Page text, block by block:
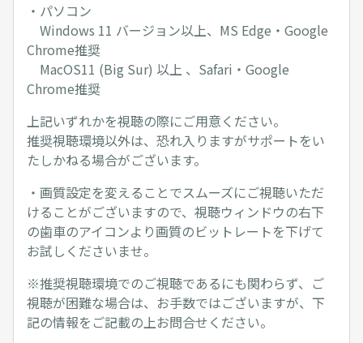
・パソコン
Windows 11 バージョン以上、MS Edge・Google
Chrome推奨
MacOS11 (Big Sur) 以上 、Safari・Google
Chrome推奨
上記いずれかを視聴の際にご用意ください。
推奨視聴環境以外は、恐れ入りますがサポートをい
たしかねる場合がございます。
・画質設定を変えることでスムーズにご視聴いただ
けることがございますので、視聴ウィンドウの右下
の歯車のアイコンより画質のビットレートを下げて
お試しくださいませ。
※推奨視聴環境でのご視聴であるにも関わらず、ご
視聴が困難な場合は、お手数ではございますが、下
記の情報をご記載の上お問合せください。